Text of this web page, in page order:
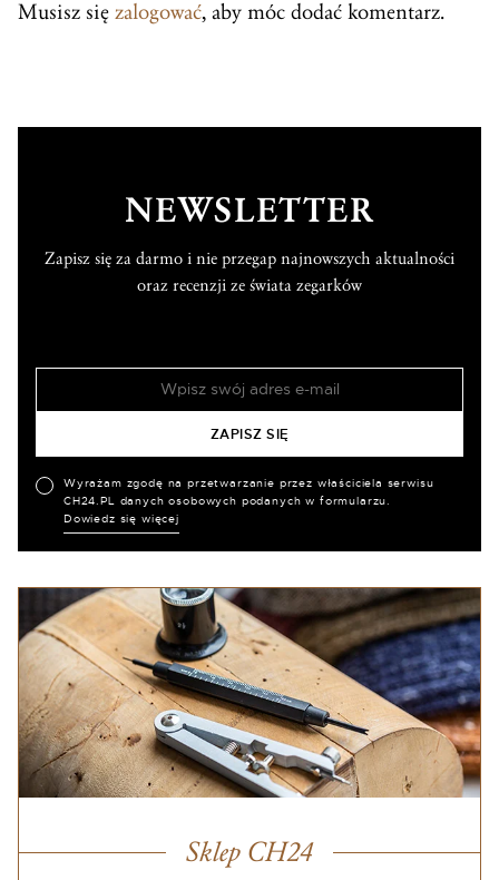
Musisz się zalogować, aby móc dodać komentarz.
NEWSLETTER
Zapisz się za darmo i nie przegap najnowszych aktualności
oraz recenzji ze świata zegarków
Wyrażam zgodę na przetwarzanie przez właściciela serwisu
CH24.PL danych osobowych podanych w formularzu.
Dowiedz się więcej
Sklep CH24